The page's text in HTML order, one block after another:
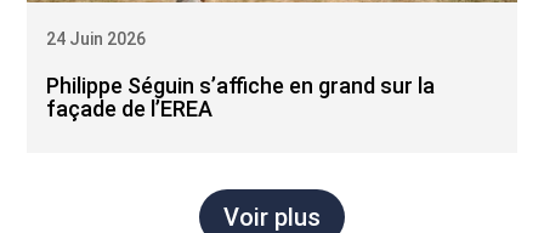
Philippe Séguin s’affiche en grand sur la
façade de l’EREA
24 Juin 2026
Voir plus